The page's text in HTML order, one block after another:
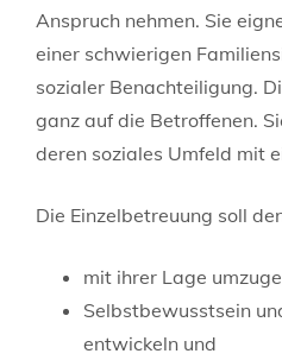
Anspruch nehmen. Sie
einer schwierigen
sozialer Benachteiligung.
ganz auf die Betroffenen.
deren soziales Umfeld mit
Die Einzelbetreuung soll
mit ihrer Lage
Selbstbewusstsein
entwickeln und